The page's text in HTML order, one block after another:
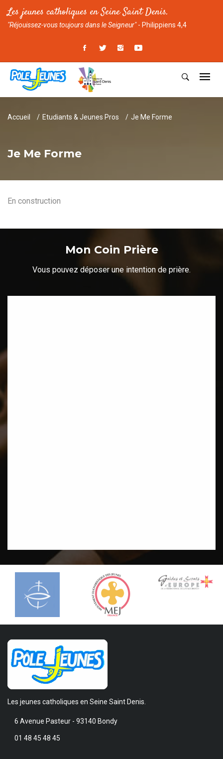
Les jeunes catholiques en Seine Saint Denis.
"Réjouissez-vous toujours dans le Seigneur"- Philippiens 4,4
Accueil Etudiants & Jeunes Pros Je Me Forme
Je Me Forme
En construction
Mon Coin Prière
Vous pouvez déposer une intention de prière.
Les jeunes catholiques en Seine Saint Denis.
6 Avenue Pasteur - 93140 Bondy
01 48 45 48 45